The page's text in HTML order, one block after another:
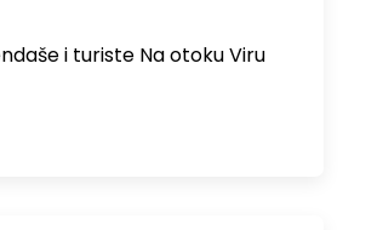
i turiste Na otoku Viru